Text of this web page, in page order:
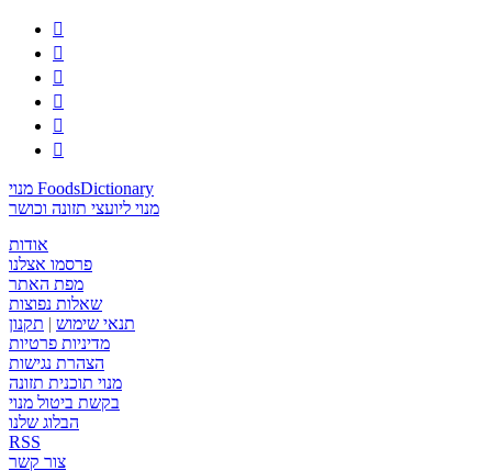






מנוי FoodsDictionary
מנוי ליועצי תזונה וכושר
אודות
פרסמו אצלנו
מפת האתר
שאלות נפוצות
תנאי שימוש | תקנון
מדיניות פרטיות
הצהרת נגישות
מנוי תוכנית תזונה
בקשת ביטול מנוי
הבלוג שלנו
RSS
צור קשר